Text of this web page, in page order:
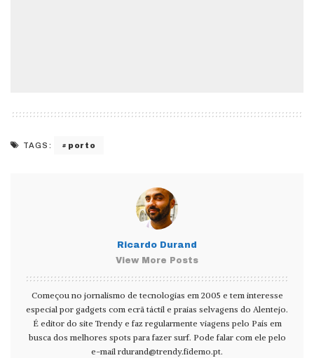
TAGS: porto
Ricardo Durand
View More Posts
Começou no jornalismo de tecnologias em 2005 e tem interesse
especial por gadgets com ecrã táctil e praias selvagens do Alentejo.
É editor do site Trendy e faz regularmente viagens pelo País em
busca dos melhores spots para fazer surf. Pode falar com ele pelo
e-mail rdurand@trendy.fidemo.pt.